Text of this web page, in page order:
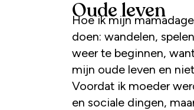
Oude leven
Hoe ik mijn
doen: wandelen,
weer te beginnen,
mijn oude leven en
Voordat ik moeder
en sociale dingen,